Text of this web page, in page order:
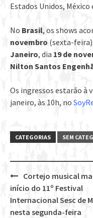
Estados Unidos, México
No Brasil, os shows
novembro (sexta-
Janeiro, dia 19 de
Nilton Santos
Os ingressos estarão à
janeiro, às 10h, no
CATEGORIAS SEM
Post
navigation
Cortejo musical
início do 11º Festival
Internacional Sesc de
nesta segunda-feira